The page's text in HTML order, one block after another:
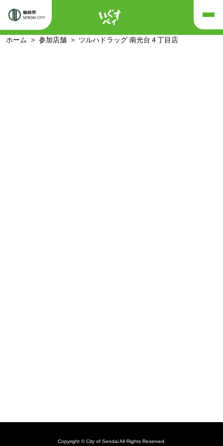
ホーム 参加店舗 ツルハドラッグ 南光台４丁目店
Copyright © City of Sendai All Rights Reserved.